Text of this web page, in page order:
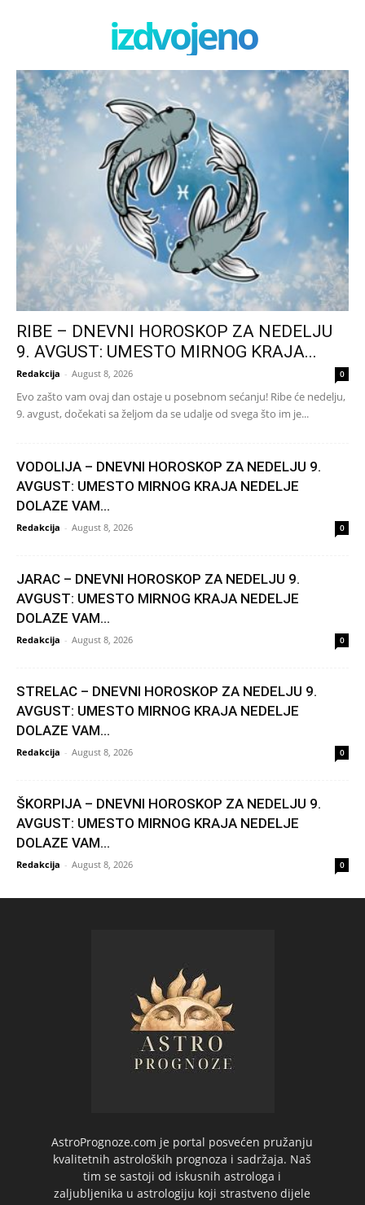
izdvojeno
RIBE – DNEVNI HOROSKOP ZA NEDELJU
9. AVGUST: UMESTO MIRNOG KRAJA...
Redakcija - August 8, 2026 0
Evo zašto vam ovaj dan ostaje u posebnom sećanju! Ribe će nedelju,
9. avgust, dočekati sa željom da se udalje od svega što im je...
VODOLIJA – DNEVNI HOROSKOP ZA NEDELJU 9.
AVGUST: UMESTO MIRNOG KRAJA NEDELJE
DOLAZE VAM...
Redakcija - August 8, 2026 0
JARAC – DNEVNI HOROSKOP ZA NEDELJU 9.
AVGUST: UMESTO MIRNOG KRAJA NEDELJE
DOLAZE VAM...
Redakcija - August 8, 2026 0
STRELAC – DNEVNI HOROSKOP ZA NEDELJU 9.
AVGUST: UMESTO MIRNOG KRAJA NEDELJE
DOLAZE VAM...
Redakcija - August 8, 2026 0
ŠKORPIJA – DNEVNI HOROSKOP ZA NEDELJU 9.
AVGUST: UMESTO MIRNOG KRAJA NEDELJE
DOLAZE VAM...
Redakcija - August 8, 2026 0
AstroPrognoze.com je portal posvećen pružanju
kvalitetnih astroloških prognoza i sadržaja. Naš
tim se sastoji od iskusnih astrologa i
zaljubljenika u astrologiju koji strastveno dijele